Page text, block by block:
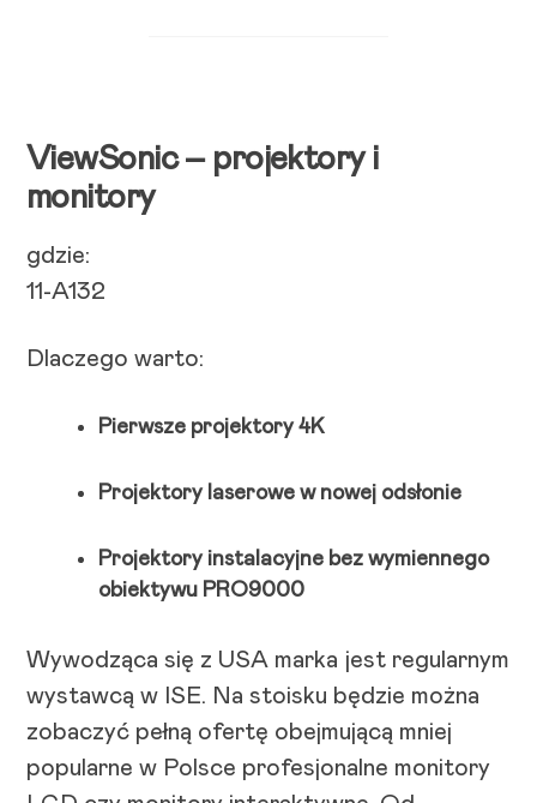
ViewSonic – projektory i
monitory
gdzie:
11-A132
Dlaczego warto:
Pierwsze projektory 4K
Projektory laserowe w nowej odsłonie
Projektory instalacyjne bez wymiennego
obiektywu PRO9000
Wywodząca się z USA marka jest regularnym
wystawcą w ISE. Na stoisku będzie można
zobaczyć pełną ofertę obejmującą mniej
popularne w Polsce profesjonalne monitory